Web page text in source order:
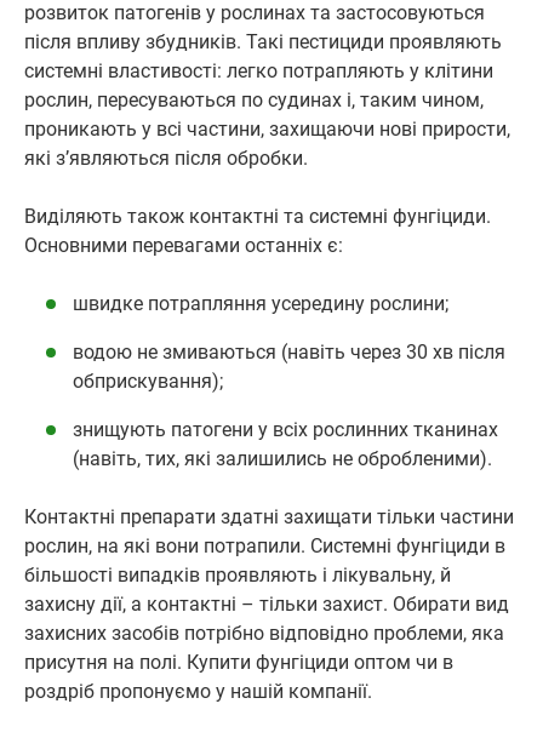
розвиток патогенів у рослинах та застосовуються
після впливу збудників. Такі пестициди проявляють
системні властивості: легко потрапляють у клітини
рослин, пересуваються по судинах і, таким чином,
проникають у всі частини, захищаючи нові прирости,
які з’являються після обробки.
Виділяють також контактні та системні фунгіциди.
Основними перевагами останніх є:
швидке потрапляння усередину рослини;
водою не змиваються (навіть через 30 хв після
обприскування);
знищують патогени у всіх рослинних тканинах
(навіть, тих, які залишились не обробленими).
Контактні препарати здатні захищати тільки частини
рослин, на які вони потрапили. Системні фунгіциди в
більшості випадків проявляють і лікувальну, й
захисну дії, а контактні – тільки захист. Обирати вид
захисних засобів потрібно відповідно проблеми, яка
присутня на полі. Купити фунгіциди оптом чи в
роздріб пропонуємо у нашій компанії.